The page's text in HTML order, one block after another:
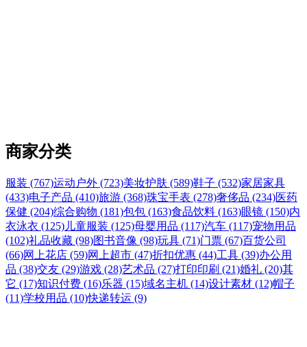
商家分类
服装 (767)运动户外 (723)美妆护肤 (589)鞋子 (532)家居家具
(433)电子产品 (410)旅游 (368)珠宝手表 (278)奢侈品 (234)医药
保健 (204)综合购物 (181)包包 (163)食品饮料 (163)眼镜 (150)内
衣泳衣 (125) 儿童服装 (125)母婴用品 (117)汽车 (117)宠物用品
(102)礼品收藏 (98)图书音像 (98)玩具 (71)门票 (67)百货公司
(66)网上花店 (59)网上超市 (47)折扣优惠 (44)工具 (39)办公用
品 (38)交友 (29)游戏 (28)艺术品 (27)打印印刷 (21)婚礼 (20)其
它 (17)知识付费 (16)乐器 (15)域名主机 (14)设计素材 (12)帽子
(11)学校用品 (10)快递转运 (9)